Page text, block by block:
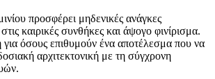
προσφέρει μηδενικές ανάγκες
καιρικές συνθήκες και άψογο φινίρισμα.
για όσους επιθυμούν ένα αποτέλεσμα που να
αρχιτεκτονική με τη σύγχρονη